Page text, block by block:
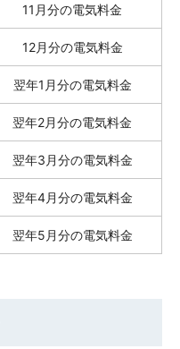
11月分の電気料金
12月分の電気料金
翌年1月分の電気料金
翌年2月分の電気料金
翌年3月分の電気料金
翌年4月分の電気料金
翌年5月分の電気料金